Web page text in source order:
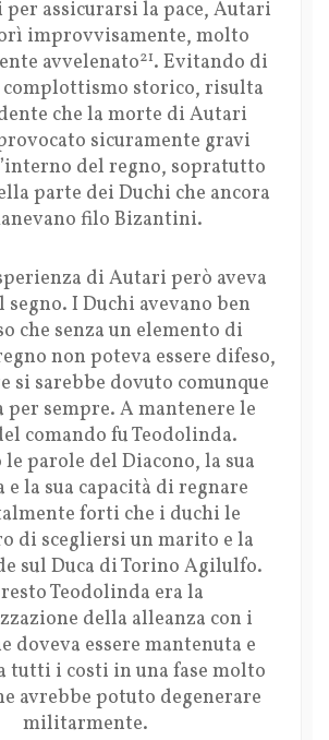
assicurarsi la pace, Autari
improvvisamente, molto
avvelenato21. Evitando di
complottismo storico, risulta
che la morte di Autari
sicuramente gravi
del regno, sopratutto
parte dei Duchi che ancora
filo Bizantini.
di Autari però aveva
I Duchi avevano ben
che senza un elemento di
non poteva essere difeso,
si sarebbe dovuto comunque
per sempre. A mantenere le
comando fu Teodolinda.
le parole del Diacono, la sua
e la sua capacità di regnare
forti che i duchi le
di scegliersi un marito e la
sul Duca di Torino Agilulfo.
Teodolinda era la
della alleanza con i
doveva essere mantenuta e
tutti i costi in una fase molto
avrebbe potuto degenerare
militarmente.